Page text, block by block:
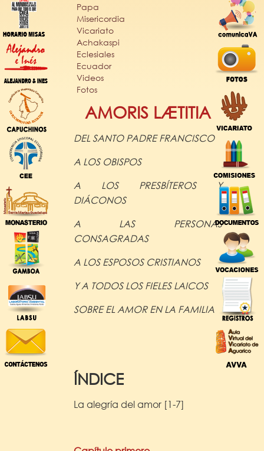
Papa
Misericordia
Vicariato
Achakaspi
Eclesiales
Ecuador
Videos
Fotos
AMORIS LÆTITIA
DEL SANTO PADREFRANCISCO
A LOS OBISPOS
A LOS PRESBÍTEROS Y
DIÁCONOS
A LAS PERSONAS
CONSAGRADAS
A LOS ESPOSOS CRISTIANOS
Y A TODOS LOS FIELES LAICOS
SOBRE EL AMOR EN LA FAMILIA
ÍNDICE
La alegría del amor [1-7]